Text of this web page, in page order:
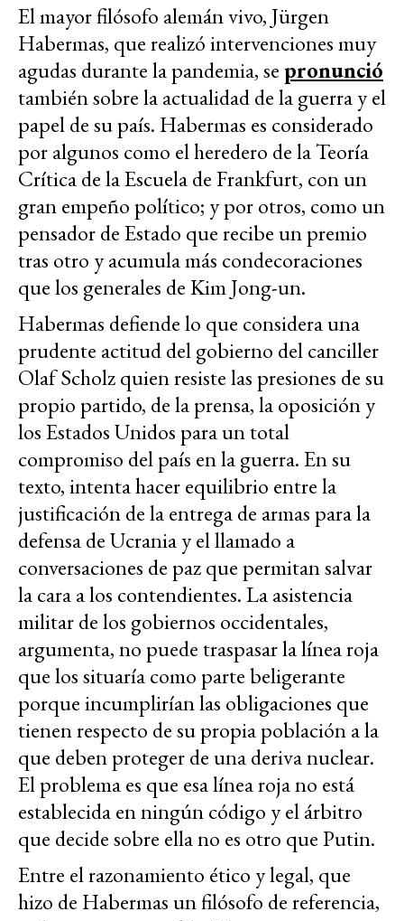
El mayor filósofo alemán vivo, Jürgen
Habermas, que realizó intervenciones muy
agudas durante la pandemia, sepronunció
también sobre la actualidad de la guerra y el
papel de su país. Habermas es considerado
por algunos como el heredero de la Teoría
Crítica de la Escuela de Frankfurt, con un
gran empeño político; y por otros, como un
pensador de Estado que recibe un premio
tras otro y acumula más condecoraciones
que los generales de Kim Jong-un.
Habermas defiende lo que considera una
prudente actitud del gobierno del canciller
Olaf Scholz quien resiste las presiones de su
propio partido, de la prensa, la oposición y
los Estados Unidos para un total
compromiso del país en la guerra. En su
texto, intenta hacer equilibrio entre la
justificación de la entrega de armas para la
defensa de Ucrania y el llamado a
conversaciones de paz que permitan salvar
la cara a los contendientes. La asistencia
militar de los gobiernos occidentales,
argumenta, no puede traspasar la línea roja
que los situaría como parte beligerante
porque incumplirían las obligaciones que
tienen respecto de su propia población a la
que deben proteger de una deriva nuclear.
El problema es que esa línea roja no está
establecida en ningún código y el árbitro
que decide sobre ella no es otro que Putin.
Entre el razonamiento ético y legal, que
hizo de Habermas un filósofo de referencia,